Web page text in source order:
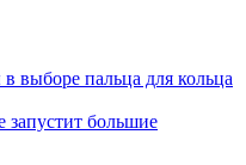
пальца для кольца
запустит большие